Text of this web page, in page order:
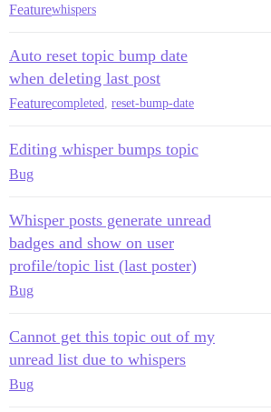
Featurewhispers
Auto reset topic bump date
when deleting last post
Featurecompleted, reset-bump-date
Editing whisper bumps topic
Bug
Whisper posts generate unread
badges and show on user
profile/topic list (last poster)
Bug
Cannot get this topic out of my
unread list due to whispers
Bug